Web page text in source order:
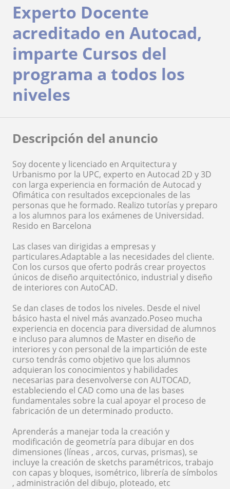
Experto Docente
acreditado en Autocad,
imparte Cursos del
programa a todos los
niveles
Descripción del anuncio
Soy docente y licenciado en Arquitectura y
Urbanismo por la UPC, experto en Autocad 2D y 3D
con larga experiencia en formación de Autocad y
Ofimática con resultados excepcionales de las
personas que he formado. Realizo tutorías y preparo
a los alumnos para los exámenes de Universidad.
Resido en Barcelona
Las clases van dirigidas a empresas y
particulares.Adaptable a las necesidades del cliente.
Con los cursos que oferto podrás crear proyectos
únicos de diseño arquitectónico, industrial y diseño
de interiores con AutoCAD.
Se dan clases de todos los niveles. Desde el nivel
básico hasta el nivel más avanzado.Poseo mucha
experiencia en docencia para diversidad de alumnos
e incluso para alumnos de Master en diseño de
interiores y con personal de la impartición de este
curso tendrás como objetivo que los alumnos
adquieran los conocimientos y habilidades
necesarias para desenvolverse con AUTOCAD,
estableciendo el CAD como una de las bases
fundamentales sobre la cual apoyar el proceso de
fabricación de un determinado producto.
Aprenderás a manejar toda la creación y
modificación de geometría para dibujar en dos
dimensiones (líneas , arcos, curvas, prismas), se
incluye la creación de sketchs paramétricos, trabajo
con capas y bloques, isométrico, librería de símbolos
, administración del dibujo, ploteado, etc